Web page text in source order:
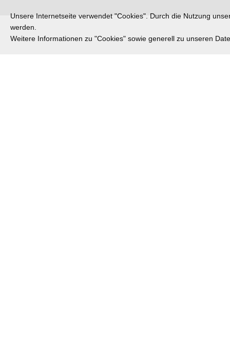
Unsere Internetseite verwendet "Cookies". Durch die Nutzung
werden.
Weitere Informationen zu "Cookies" sowie generell zu unseren